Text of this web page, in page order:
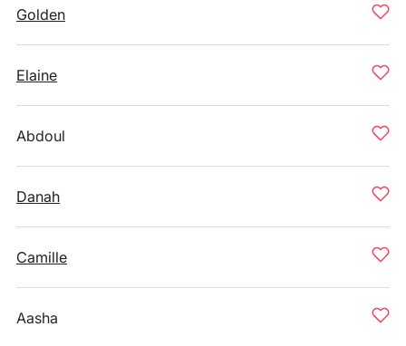
Golden
Elaine
Abdoul
Danah
Camille
Aasha